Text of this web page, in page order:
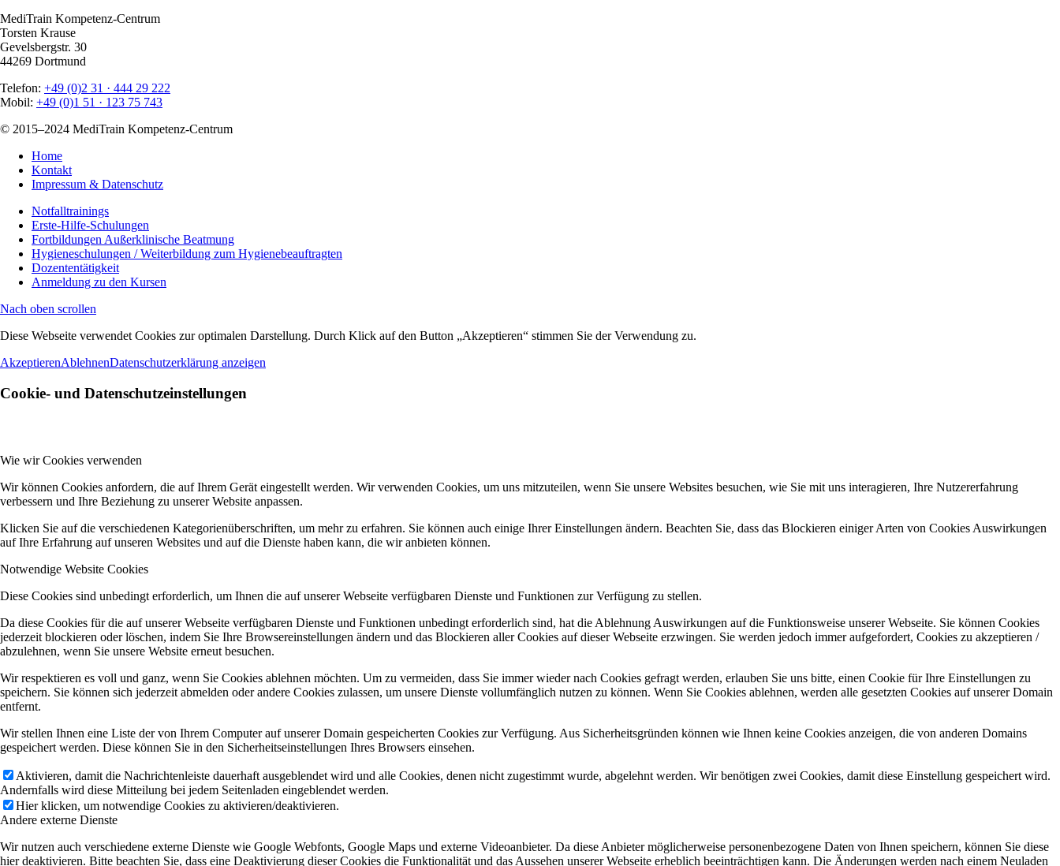
MediTrain Kompetenz-Centrum
Torsten Krause
Gevelsbergstr. 30
44269 Dortmund
Telefon: +49 (0)2 31 · 444 29 222
Mobil: +49 (0)1 51 · 123 75 743
© 2015–2024 MediTrain Kompetenz-Centrum
Home
Kontakt
Impressum & Datenschutz
Notfalltrainings
Erste-Hilfe-Schulungen
Fortbildungen Außerklinische Beatmung
Hygieneschulungen / Weiterbildung zum Hygienebeauftragten
Dozententätigkeit
Anmeldung zu den Kursen
Nach oben scrollen
Diese Webseite verwendet Cookies zur optimalen Darstellung. Durch Klick auf den Button „Akzeptieren“ stimmen Sie der Verwendung zu.
AkzeptierenAblehnenDatenschutzerklärung anzeigen
Cookie- und Datenschutzeinstellungen
Wie wir Cookies verwenden
Wir können Cookies anfordern, die auf Ihrem Gerät eingestellt werden. Wir verwenden Cookies, um uns mitzuteilen, wenn Sie unsere Websites besuchen, wie Sie mit uns interagieren, Ihre Nutzererfahrung
verbessern und Ihre Beziehung zu unserer Website anpassen.
Klicken Sie auf die verschiedenen Kategorienüberschriften, um mehr zu erfahren. Sie können auch einige Ihrer Einstellungen ändern. Beachten Sie, dass das Blockieren einiger Arten von Cookies Auswirkungen
auf Ihre Erfahrung auf unseren Websites und auf die Dienste haben kann, die wir anbieten können.
Notwendige Website Cookies
Diese Cookies sind unbedingt erforderlich, um Ihnen die auf unserer Webseite verfügbaren Dienste und Funktionen zur Verfügung zu stellen.
Da diese Cookies für die auf unserer Webseite verfügbaren Dienste und Funktionen unbedingt erforderlich sind, hat die Ablehnung Auswirkungen auf die Funktionsweise unserer Webseite. Sie können Cookies
jederzeit blockieren oder löschen, indem Sie Ihre Browsereinstellungen ändern und das Blockieren aller Cookies auf dieser Webseite erzwingen. Sie werden jedoch immer aufgefordert, Cookies zu akzeptieren /
abzulehnen, wenn Sie unsere Website erneut besuchen.
Wir respektieren es voll und ganz, wenn Sie Cookies ablehnen möchten. Um zu vermeiden, dass Sie immer wieder nach Cookies gefragt werden, erlauben Sie uns bitte, einen Cookie für Ihre Einstellungen zu
speichern. Sie können sich jederzeit abmelden oder andere Cookies zulassen, um unsere Dienste vollumfänglich nutzen zu können. Wenn Sie Cookies ablehnen, werden alle gesetzten Cookies auf unserer Domain
entfernt.
Wir stellen Ihnen eine Liste der von Ihrem Computer auf unserer Domain gespeicherten Cookies zur Verfügung. Aus Sicherheitsgründen können wie Ihnen keine Cookies anzeigen, die von anderen Domains
gespeichert werden. Diese können Sie in den Sicherheitseinstellungen Ihres Browsers einsehen.
Aktivieren, damit die Nachrichtenleiste dauerhaft ausgeblendet wird und alle Cookies, denen nicht zugestimmt wurde, abgelehnt werden. Wir benötigen zwei Cookies, damit diese Einstellung gespeichert wird.
Andernfalls wird diese Mitteilung bei jedem Seitenladen eingeblendet werden.
Hier klicken, um notwendige Cookies zu aktivieren/deaktivieren.
Andere externe Dienste
Wir nutzen auch verschiedene externe Dienste wie Google Webfonts, Google Maps und externe Videoanbieter. Da diese Anbieter möglicherweise personenbezogene Daten von Ihnen speichern, können Sie diese
hier deaktivieren. Bitte beachten Sie, dass eine Deaktivierung dieser Cookies die Funktionalität und das Aussehen unserer Webseite erheblich beeinträchtigen kann. Die Änderungen werden nach einem Neuladen